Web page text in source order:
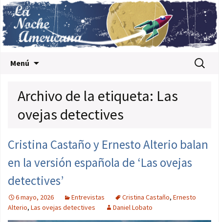
Menú Buscar:
Archivo de la etiqueta: Las
ovejas detectives
Cristina Castaño y Ernesto Alterio balan
en la versión española de ‘Las ovejas
detectives’
6 mayo, 2026 Entrevistas Cristina Castaño, Ernesto
Alterio, Las ovejas detectives Daniel Lobato